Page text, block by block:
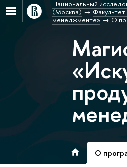
Национальный
(Москва)
менеджменте»
О
О